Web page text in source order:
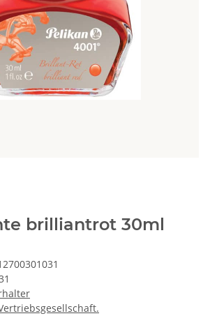
brilliantrot 30ml